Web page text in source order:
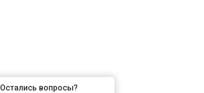
Остались вопросы?